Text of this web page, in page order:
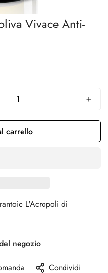
Vivace Anti-
carrello
L'Acropoli di
negozio
Condividi